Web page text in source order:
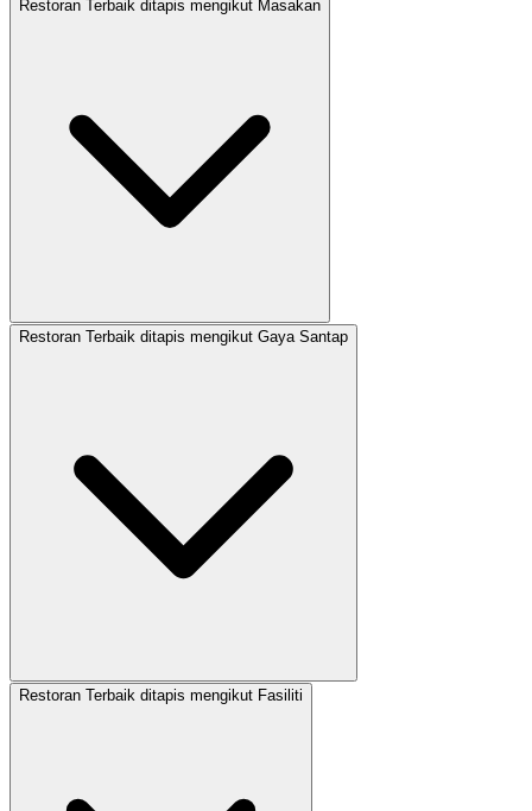
Restoran Terbaik ditapis mengikut Masakan
Restoran Terbaik ditapis mengikut Gaya Santap
Restoran Terbaik ditapis mengikut Fasiliti